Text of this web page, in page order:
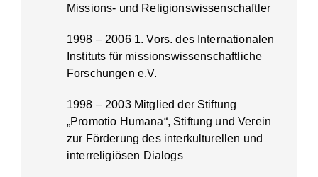
Missions- und Religionswissenschaftler
1998 – 2006 1. Vors. des Internationalen
Instituts für missionswissenschaftliche
Forschungen e.V.
1998 – 2003 Mitglied der Stiftung
„Promotio Humana“, Stiftung und Verein
zur Förderung des interkulturellen und
interreligiösen Dialogs